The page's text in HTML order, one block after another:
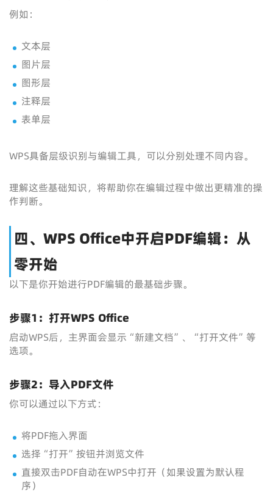
例如：
文本层
图片层
图形层
注释层
表单层
WPS具备层级识别与编辑工具，可以分别处理不同内容。
理解这些基础知识，将帮助你在编辑过程中做出更精准的操
作判断。
四、WPS Office中开启PDF编辑：从
零开始
以下是你开始进行PDF编辑的最基础步骤。
步骤1：打开WPS Office
启动WPS后，主界面会显示“新建文档”、“打开文件”等
选项。
步骤2：导入PDF文件
你可以通过以下方式：
将PDF拖入界面
选择“打开”按钮并浏览文件
直接双击PDF自动在WPS中打开（如果设置为默认程
序）